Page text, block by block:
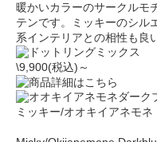
暖かいカラーのサークルモ
テンです。ミッキーのシル
系インテリアとの相性も良
\9,900(税込)～
ミッキー/オオキイアネモ